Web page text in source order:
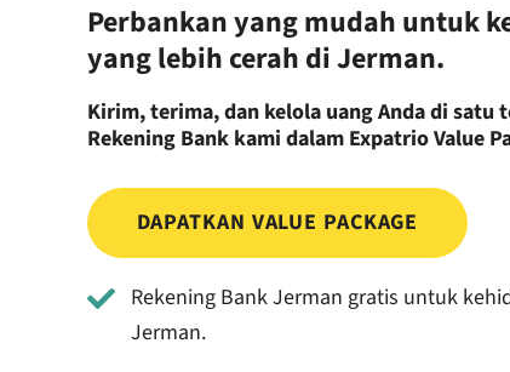
Perbankan yang mudah untuk
yang lebih cerah di Jerman.
Kirim, terima, dan kelola uang Anda di satu
Rekening Bank kami dalam Expatrio Value
DAPATKAN VALUE PACKAGE
Rekening Bank Jerman gratis untuk
Jerman.